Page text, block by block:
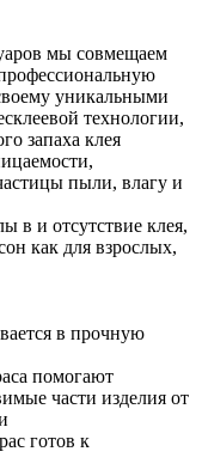
мы совмещаем
уникальными
технологии,
запаха клея
пыли, влагу и
в и отсутствие клея,
как для взрослых,
в прочную
помогают
части изделия от
готов к